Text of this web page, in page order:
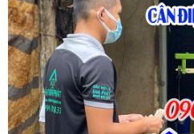
Khởi động cân, chờ hiển
Sử dụngquả cân chuẩn
cân đối chứng tin cậy.
Thực hiện thao tác
hợp phím hoặc chế độ
Đặt quả cân chuẩn lên,